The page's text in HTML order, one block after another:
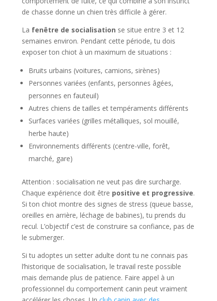
de chasse donne un chien très difficile à gérer.
La fenêtre de socialisation se situe entre 3 et 12
semaines environ. Pendant cette période, tu dois
exposer ton chiot à un maximum de situations :
Bruits urbains (voitures, camions, sirènes)
Personnes variées (enfants, personnes âgées,
personnes en fauteuil)
Autres chiens de tailles et tempéraments différents
Surfaces variées (grilles métalliques, sol mouillé,
herbe haute)
Environnements différents (centre-ville, forêt,
marché, gare)
Attention : socialisation ne veut pas dire surcharge.
Chaque expérience doit être positive et progressive.
Si ton chiot montre des signes de stress (queue basse,
oreilles en arrière, léchage de babines), tu prends du
recul. L’objectif c’est de construire sa confiance, pas de
le submerger.
Si tu adoptes un setter adulte dont tu ne connais pas
l’historique de socialisation, le travail reste possible
mais demande plus de patience. Faire appel à un
professionnel du comportement canin peut vraiment